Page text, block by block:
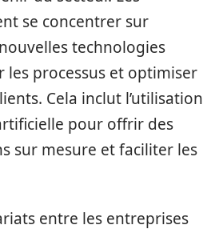
se concentrer sur
technologies
processus et optimiser
Cela inclut l’utilisation
pour offrir des
sur mesure et faciliter les
entre les entreprises